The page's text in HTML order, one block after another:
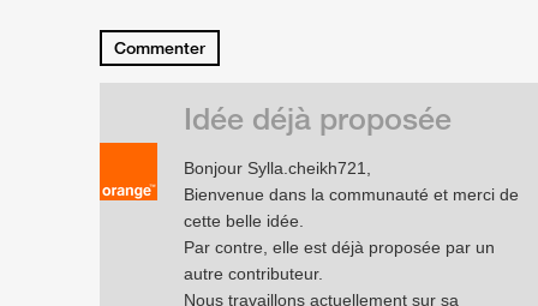
Commenter
Bonjour Sylla.cheikh721,
Bienvenue dans la communauté et merci de
cette belle idée.
Par contre, elle est déjà proposée par un
autre contributeur.
Nous travaillons actuellement sur sa
Idée déjà proposée